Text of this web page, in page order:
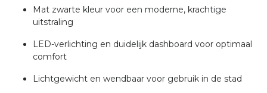
Mat zwarte kleur voor een moderne, krachtige
uitstraling
LED-verlichting en duidelijk dashboard voor optimaal
comfort
Lichtgewicht en wendbaar voor gebruik in de stad